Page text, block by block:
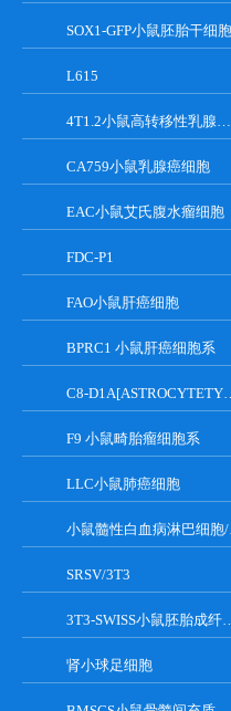
SOX1-GFP小鼠胚胎干细胞
L615
4T1.2小鼠高转移性乳腺癌细胞
CA759小鼠乳腺癌细胞
EAC小鼠艾氏腹水瘤细胞
FDC-P1
FAO小鼠肝癌细胞
BPRC1 小鼠肝癌细胞系
C8-
F9 小鼠畸胎瘤细胞系
LLC小鼠肺癌细胞
小鼠
SRSV/3T3
3T3-SWISS小
肾小球足细胞